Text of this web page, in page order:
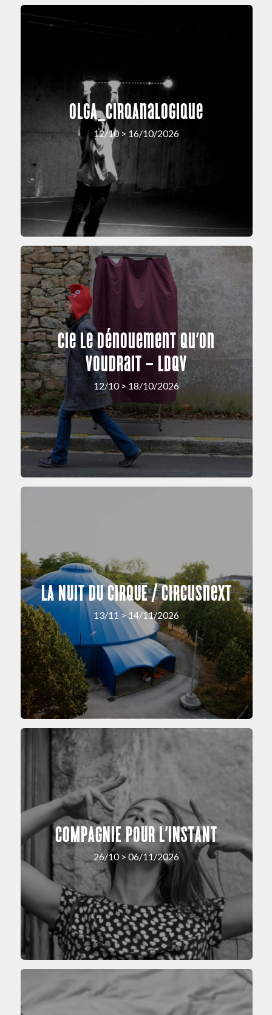
OLGA_cirqAnalogique
12/10 > 16/10/2026
Cie Le Dénouement Qu’on
Voudrait – LDQV
12/10 > 18/10/2026
LA NUIT DU CIRQUE / circusnext
13/11 > 14/11/2026
COMPAGNIE POUR L’INSTANT
26/10 > 06/11/2026